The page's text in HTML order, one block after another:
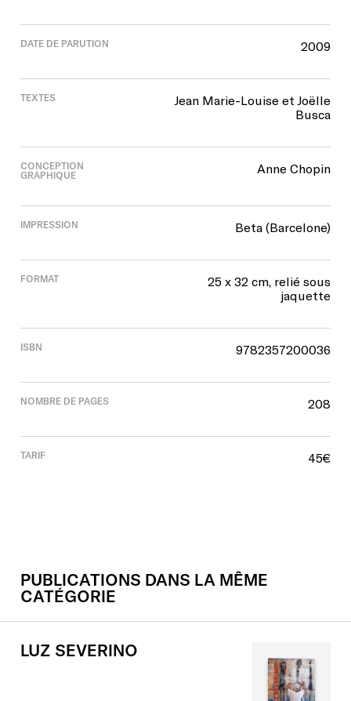
DATE DE PARUTION 2009
TEXTES
Jean Marie-Louise et Joëlle
Busca
CONCEPTION
GRAPHIQUE
Anne Chopin
IMPRESSION Beta (Barcelone)
FORMAT
25 x 32 cm, relié sous
jaquette
ISBN 9782357200036
NOMBRE DE PAGES 208
TARIF 45€
PUBLICATIONS DANS LA MÊME
CATÉGORIE
LUZ SEVERINO